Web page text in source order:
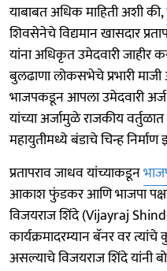
याबाबत अधिक माहिती अशी की,
शिवसेनेचे विद्यमान खासदार
यांना अधिकृत उमेदवारी
बुलढाणा लोकसभेचे प्रभारी
भाजपकडून आपला उमेदवारी
यांच्या अर्जामुळे राजकीय
महायुतीमध्ये बंडाचे चिन्ह
प्रतापराव जाधव यांच्याकडून
आकाश फुंडकर आणि भाजपा
विजयराज शिंदे (Vijayraj
कार्यक्रमादरम्यान बॅनर वर
असल्याचे विजयराज शिंदे यांनी